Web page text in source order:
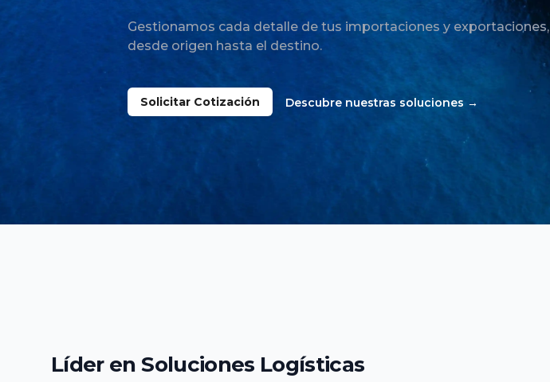
Gestionamos cada detalle de tus importaciones y exportaciones,
desde origen hasta el destino.
Solicitar Cotización Descubre nuestras soluciones →
Líder en Soluciones Logísticas